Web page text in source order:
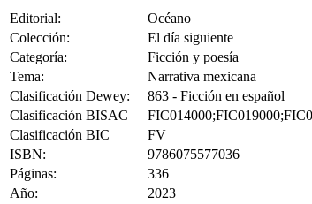
Editorial:
Océano
Colección:
El día siguiente
Categoría:
Ficción y poesía
Tema:
Narrativa mexicana
Clasificación Dewey:
863 - Ficción en español
Clasificación BISAC
Clasificación BIC
FV
ISBN:
9786075577036
Páginas:
336
Año:
2023